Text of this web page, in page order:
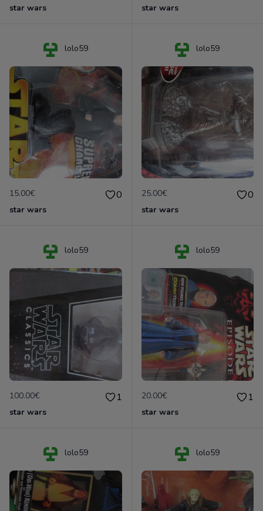
star wars star wars
lolo59
15.00€ 0
star wars
lolo59
25.00€ 0
star wars
lolo59
100.00€ 1
star wars
lolo59
20.00€ 1
star wars
lolo59 lolo59